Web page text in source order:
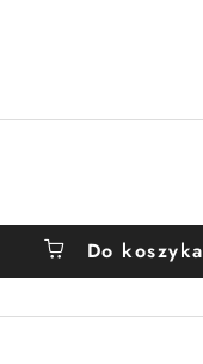
Do koszyka